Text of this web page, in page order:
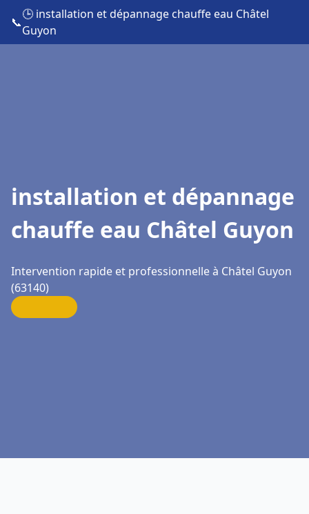
📞
🕒 installation et dépannage chauffe eau Châtel
Guyon
installation et dépannage
chauffe eau Châtel Guyon
Intervention rapide et professionnelle à Châtel Guyon
(63140)